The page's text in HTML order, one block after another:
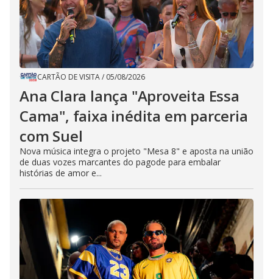
CARTÃO DE VISITA/ 05/08/2026
Ana Clara lança "Aproveita Essa
Cama", faixa inédita em parceria
com Suel
Nova música integra o projeto "Mesa 8" e aposta na união
de duas vozes marcantes do pagode para embalar
histórias de amor e...